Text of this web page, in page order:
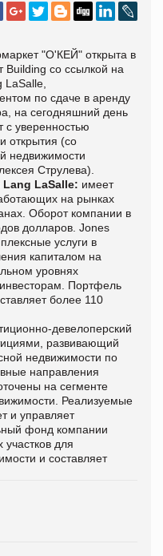
"О'КЕЙ" открыта в
Building со ссылкой на
LaSalle,
по сдаче в аренду
на сегодняшний день
с уверенностью
открытия (со
недвижимости
Струлева).
LaSalle: имеет
на рынках
Оборот компании в
долларов. Jones
услуги в
капиталом на
уровнях
Портфель
более 110
девелоперский
развивающий
недвижимости по
направления
на сегменте
Реализуемые
и управляет
фонд компании
для
и составляет